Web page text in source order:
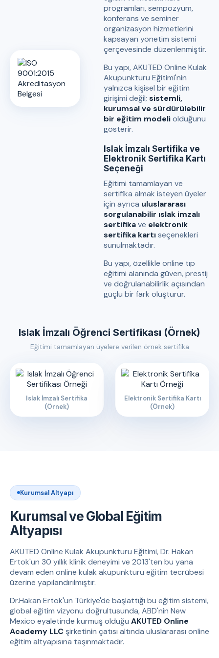
programları, sempozyum,
konferans ve seminer
organizasyon hizmetlerini
kapsayan yönetim sistemi
çerçevesinde düzenlenmiştir.
Bu yapı, AKUTED Online Kulak
Akupunkturu Eğitimi'nin
yalnızca kişisel bir eğitim
girişimi değil; sistemli,
kurumsal ve sürdürülebilir
bir eğitim modeliolduğunu
gösterir.
Islak İmzalı Sertifika ve
Elektronik Sertifika Kartı
Seçeneği
Eğitimi tamamlayan ve
sertifika almak isteyen üyeler
için ayrıca uluslararası
sorgulanabilir ıslak imzalı
sertifikave elektronik
sertifika kartıseçenekleri
sunulmaktadır.
Bu yapı, özellikle online tıp
eğitimi alanında güven, prestij
ve doğrulanabilirlik açısından
güçlü bir fark oluşturur.
Islak İmzalı Öğrenci Sertifikası (Örnek)
Eğitimi tamamlayan üyelere verilen örnek sertifika
Islak İmzalı Sertifika
(Örnek)
Elektronik Sertifika Kartı
(Örnek)
Kurumsal Altyapı
Kurumsal ve Global Eğitim
Altyapısı
AKUTED Online Kulak Akupunkturu Eğitimi, Dr. Hakan
Ertok'un 30 yıllık klinik deneyimi ve 2013'ten bu yana
devam eden online kulak akupunkturu eğitim tecrübesi
üzerine yapılandırılmıştır.
Dr.Hakan Ertok'un Türkiye'de başlattığı bu eğitim sistemi,
global eğitim vizyonu doğrultusunda, ABD'nin New
Mexico eyaletinde kurmuş olduğu AKUTED Online
Academy LLC şirketinin çatısı altında uluslararası online
eğitim altyapısına taşınmaktadır.